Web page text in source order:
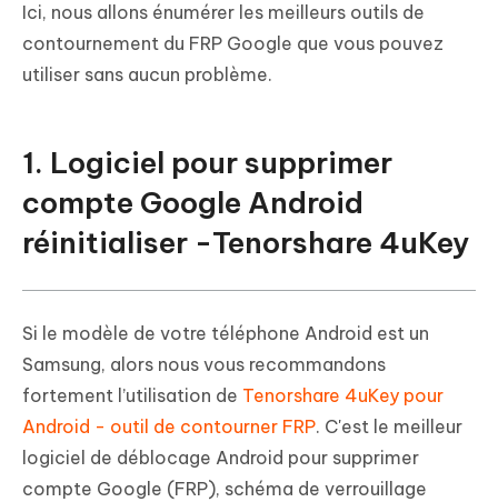
Ici, nous allons énumérer les meilleurs outils de
contournement du FRP Google que vous pouvez
utiliser sans aucun problème.
1. Logiciel pour supprimer
compte Google Android
réinitialiser -Tenorshare 4uKey
Si le modèle de votre téléphone Android est un
Samsung, alors nous vous recommandons
fortement l’utilisation de Tenorshare 4uKey pour
Android - outil de contourner FRP. C'est le meilleur
logiciel de déblocage Android pour supprimer
compte Google (FRP), schéma de verrouillage